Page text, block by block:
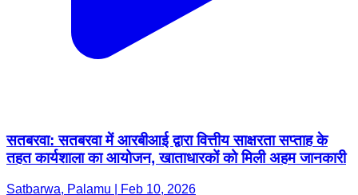
सतबरवा: सतबरवा में आरबीआई द्वारा वित्तीय साक्षरता सप्ताह के
तहत कार्यशाला का आयोजन, खाताधारकों को मिली अहम जानकारी
Satbarwa, Palamu | Feb 10, 2026